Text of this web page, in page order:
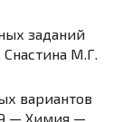
заданий
М.Г.
вариантов
— Химия —